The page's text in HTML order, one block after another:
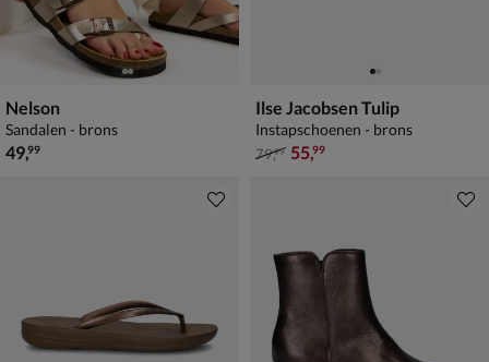
Nelson
Sandalen - brons
€ 49,99
49,99
Ilse Jacobsen Tulip
Instapschoenen - brons
van € 79,99 voor € 55,99
79,99 55,99